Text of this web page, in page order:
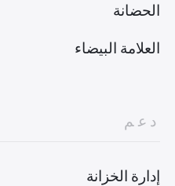
الحضانة
العلامة البيضاء
دعم
إدارة الخزانة